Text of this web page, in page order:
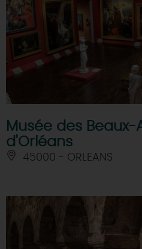
Musée des Beaux-
d'Orléans
45000 - ORLEANS